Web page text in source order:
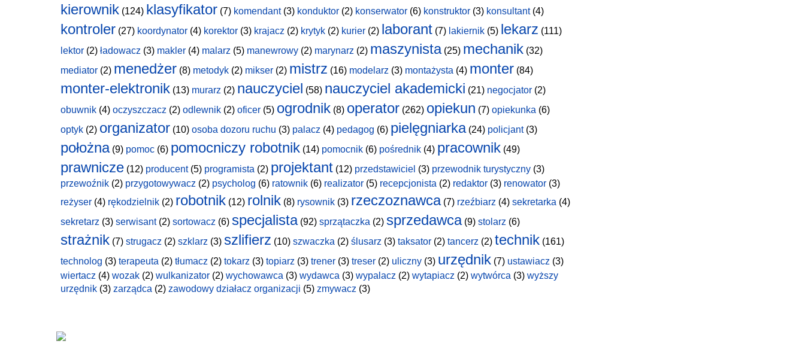
kierownik (124) klasyfikator (7) komendant(3) konduktor (2) konserwator (6) konstruktor (3) konsultant(4)
kontroler (27) koordynator (4) korektor (3) krajacz (2) krytyk (2) kurier (2) laborant (7) lakiernik (5) lekarz (111)
lektor (2) ładowacz (3) makler (4) malarz (5) manewrowy (2) marynarz (2) maszynista(25) mechanik (32)
mediator (2) menedżer (8) metodyk (2) mikser (2) mistrz (16) modelarz (3) montażysta (4) monter (84)
monter-elektronik (13) murarz (2) nauczyciel (58) nauczyciel akademicki (21) negocjator (2)
obuwnik (4) oczyszczacz (2) odlewnik (2) oficer (5) ogrodnik (8) operator (262) opiekun (7) opiekunka (6)
optyk (2) organizator (10) osoba dozoru ruchu (3) palacz (4) pedagog (6) pielęgniarka(24) policjant(3)
położna(9) pomoc (6) pomocniczy robotnik (14) pomocnik (6) pośrednik (4) pracownik (49)
prawnicze (12) producent(5) programista (2) projektant (12) przedstawiciel (3) przewodnik turystyczny (3)
przewoźnik (2) przygotowywacz (2) psycholog (6) ratownik (6) realizator (5) recepcjonista (2) redaktor (3) renowator (3)
reżyser (4) rękodzielnik (2) robotnik (12) rolnik (8) rysownik (3) rzeczoznawca(7) rzeźbiarz (4) sekretarka (4)
sekretarz (3) serwisant(2) sortowacz (6) specjalista(92) sprzątaczka (2) sprzedawca(9) stolarz (6)
strażnik (7) strugacz (2) szklarz (3) szlifierz (10) szwaczka (2) ślusarz (3) taksator (2) tancerz (2) technik (161)
technolog (3) terapeuta (2) tłumacz (2) tokarz (3) topiarz (3) trener (3) treser (2) uliczny (3) urzędnik (7) ustawiacz (3)
wiertacz (4) wozak (2) wulkanizator (2) wychowawca (3) wydawca (3) wypalacz (2) wytapiacz (2) wytwórca (3) wyższy
urzędnik (3) zarządca (2) zawodowy działacz organizacji (5) zmywacz (3)